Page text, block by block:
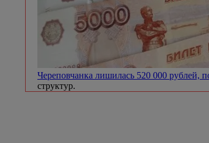
Череповчанка лишилась 520 000 рублей,
структур.